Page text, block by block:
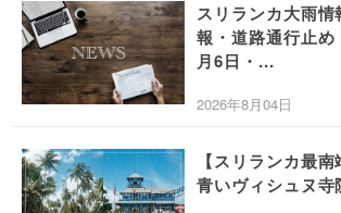
スリランカ大雨
報・道路通行止
月6日・...
2026年8月04日
【スリランカ最
青いヴィシュヌ寺